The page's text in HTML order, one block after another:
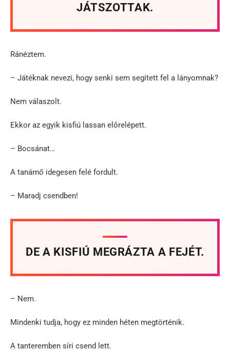
JÁTSZOTTAK.
Ránéztem.
– Játéknak nevezi, hogy senki sem segített fel a lányomnak?
Nem válaszolt.
Ekkor az egyik kisfiú lassan előrelépett.
– Bocsánat…
A tanárnő idegesen felé fordult.
– Maradj csendben!
DE A KISFIÚ MEGRÁZTA A FEJÉT.
– Nem.
Mindenki tudja, hogy ez minden héten megtörténik.
A tanteremben síri csend lett.